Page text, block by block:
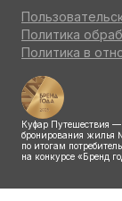
Политика
Политика в
Куфар Путешествия
бронирования жилья
по итогам
на конкурсе «Бренд